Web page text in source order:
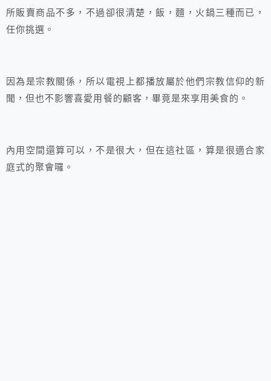
所販賣商品不多，不過卻很清楚，飯，麵，火鍋三種而已，
任你挑選。
因為是宗教關係，所以電視上都播放屬於他們宗教信仰的新
聞，但也不影響喜愛用餐的顧客，畢竟是來享用美食的。
內用空間還算可以，不是很大，但在這社區，算是很適合家
庭式的聚會囉。